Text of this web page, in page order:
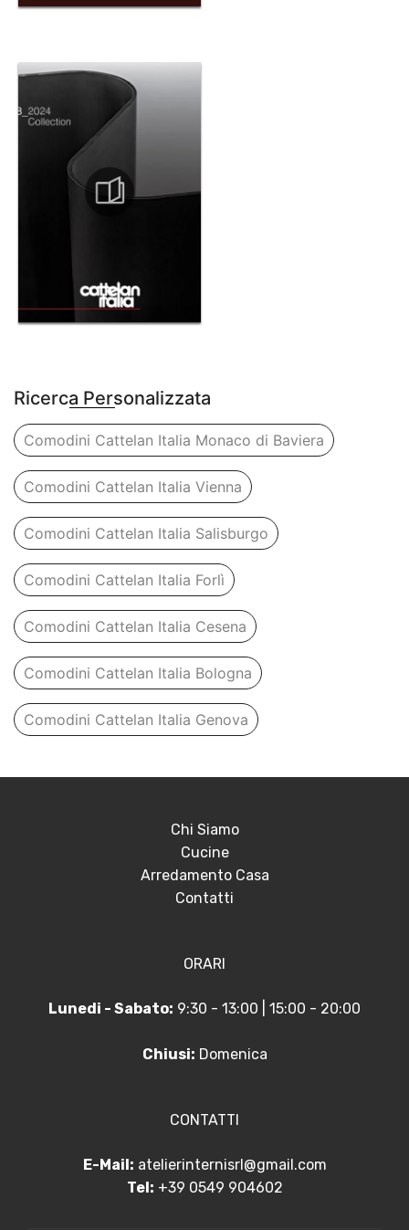
Ricerca Personalizzata
Comodini Cattelan Italia Monaco di Baviera
Comodini Cattelan Italia Vienna
Comodini Cattelan Italia Salisburgo
Comodini Cattelan Italia Forlì
Comodini Cattelan Italia Cesena
Comodini Cattelan Italia Bologna
Comodini Cattelan Italia Genova
Chi Siamo
Cucine
Arredamento Casa
Contatti
ORARI
Lunedi - Sabato: 9:30 - 13:00 | 15:00 - 20:00
Chiusi: Domenica
CONTATTI
E-Mail: atelierinternisrl@gmail.com
Tel: +39 0549 904602